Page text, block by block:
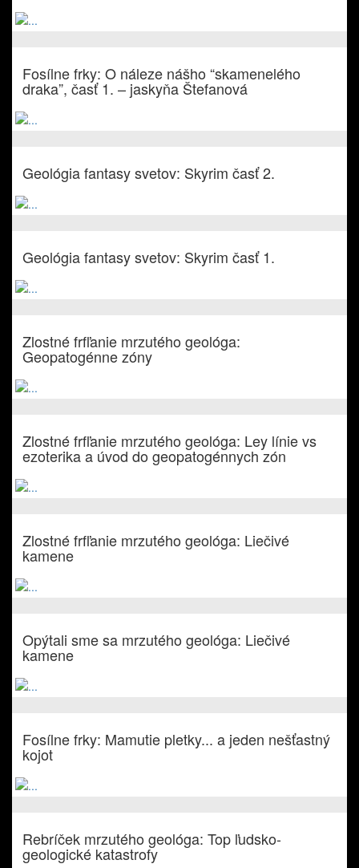
Fosílne frky: O náleze nášho “skamenelého
draka”, časť 1. – jaskyňa Štefanová
Geológia fantasy svetov: Skyrim časť 2.
Geológia fantasy svetov: Skyrim časť 1.
Zlostné frfľanie mrzutého geológa:
Geopatogénne zóny
Zlostné frfľanie mrzutého geológa: Ley línie vs
ezoterika a úvod do geopatogénnych zón
Zlostné frfľanie mrzutého geológa: Liečivé
kamene
Opýtali sme sa mrzutého geológa: Liečivé
kamene
Fosílne frky: Mamutie pletky... a jeden nešťastný
kojot
Rebríček mrzutého geológa: Top ľudsko-
geologické katastrofy